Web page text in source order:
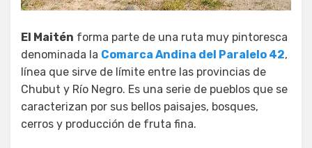
El Maitén forma parte de una ruta muy pintoresca
denominada la Comarca Andina del Paralelo 42,
línea que sirve de límite entre las provincias de
Chubut y Río Negro. Es una serie de pueblos que se
caracterizan por sus bellos paisajes, bosques,
cerros y producción de fruta fina.